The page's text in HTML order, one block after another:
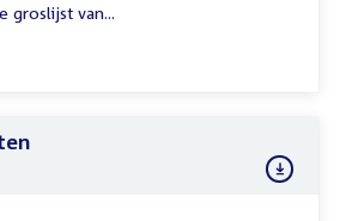
groslijst van...